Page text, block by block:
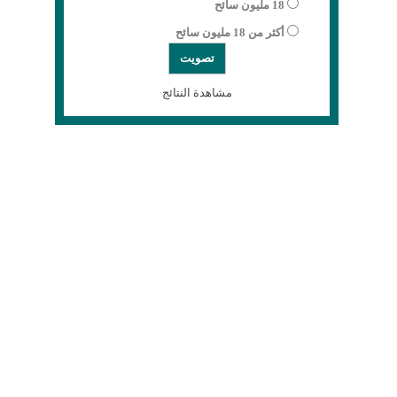
18 مليون سائح
أكثر من 18 مليون سائح
مشاهدة النتائج